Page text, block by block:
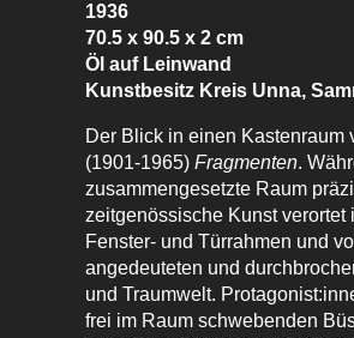
1936
70.5 x 90.5 x 2 cm
Öl auf Leinwand
Kunstbesitz Kreis Unna,
Der Blick in einen
(1901-1965) Fragmenten.
zusammengesetzte Raum
zeitgenössische Kunst
Fenster- und Türrahmen und
angedeuteten und
und Traumwelt.
frei im Raum schwebenden